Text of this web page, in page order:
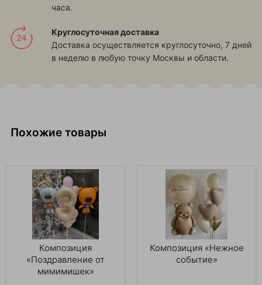
часа.
Круглосуточная доставка
Доставка осуществляется круглосуточно, 7 дней
в неделю в любую точку Москвы и области.
Похожие товары
Композиция
«Поздравление от
мимимишек»
Композиция «Нежное
событие»